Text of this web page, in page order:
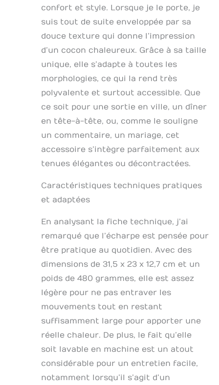
Excellents
en peluche est
l'accessoire parfait
pour les fêtes, les
Noël et tous les
jours. Convient à
vêtements. Facile à
nettoyer: les
cheveux artificiels
entretenir, laver
délicatement à l'eau
tiède ou froide et
sécher au sèche-
pas l'exposer au
l'essorage. Chaud et
confortable: châle
épais et dense,
coupe-vent et
chaud, adapté aux
d'extérieur, c'est un
accessoire très
pratique en hiver,
un hiver au chaud.
Le cadeau parfait: un
mode, qui peut être
assorti à toutes
sortes de
confort et style. Lorsque je le porte, je
suis tout de suite enveloppée par sa
douce texture qui donne l’impression
d’un cocon chaleureux. Grâce à sa taille
unique, elle s’adapte à toutes les
morphologies, ce qui la rend très
polyvalente et surtout accessible. Que
ce soit pour une sortie en ville, un dîner
en tête-à-tête, ou, comme le souligne
un commentaire, un mariage, cet
accessoire s’intègre parfaitement aux
tenues élégantes ou décontractées.
Caractéristiques techniques pratiques
et adaptées
En analysant la fiche technique, j’ai
remarqué que l’écharpe est pensée pour
être pratique au quotidien. Avec des
dimensions de 31,5 x 23 x 12,7 cm et un
poids de 480 grammes, elle est assez
légère pour ne pas entraver les
mouvements tout en restant
suffisamment large pour apporter une
réelle chaleur. De plus, le fait qu’elle
soit lavable en machine est un atout
considérable pour un entretien facile,
notamment lorsqu’il s’agit d’un